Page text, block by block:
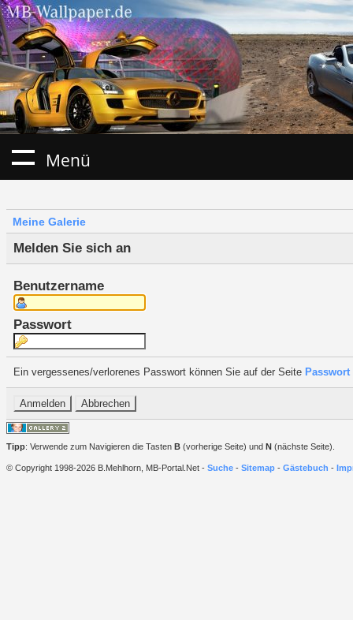
Menü
Meine Galerie
Melden Sie sich an
Benutzername
Passwort
Ein vergessenes/verlorenes Passwort können Sie auf der Seite
Tipp: Verwende zum Navigieren die Tasten B (vorherige Seite) und N (nächste Seite).
© Copyright 1998-2026 B.Mehlhorn, MB-Portal.Net - Suche - Sitemap - Gästebuch -